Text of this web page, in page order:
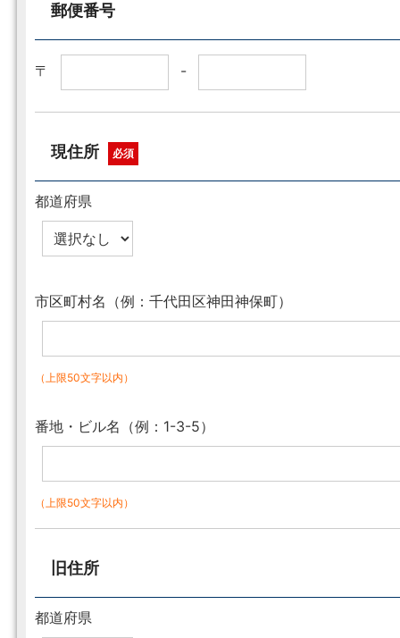
郵便番号
〒 -
現住所 必須
都道府県
市区町村名（例：千代田区神田神保町）
（上限50文字以内）
番地・ビル名（例：1-3-5）
（上限50文字以内）
旧住所
都道府県